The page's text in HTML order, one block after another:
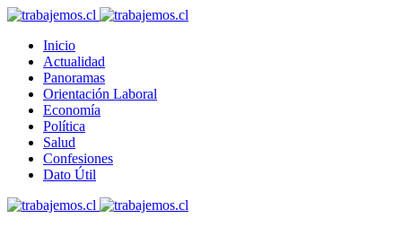
Inicio
Actualidad
Panoramas
Orientación Laboral
Economía
Política
Salud
Confesiones
Dato Útil